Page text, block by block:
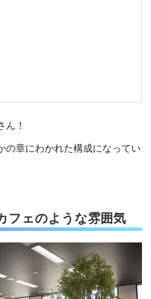
ん！
の章にわかれた構成になってい
フェのような雰囲気